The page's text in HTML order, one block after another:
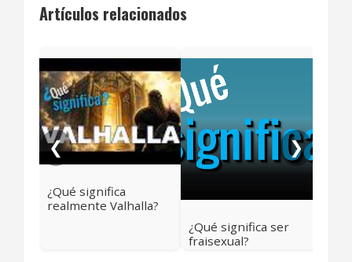
Artículos relacionados
❮
¿Qué significa
realmente Valhalla?
¿Qué significa ser
fraisexual?
❯